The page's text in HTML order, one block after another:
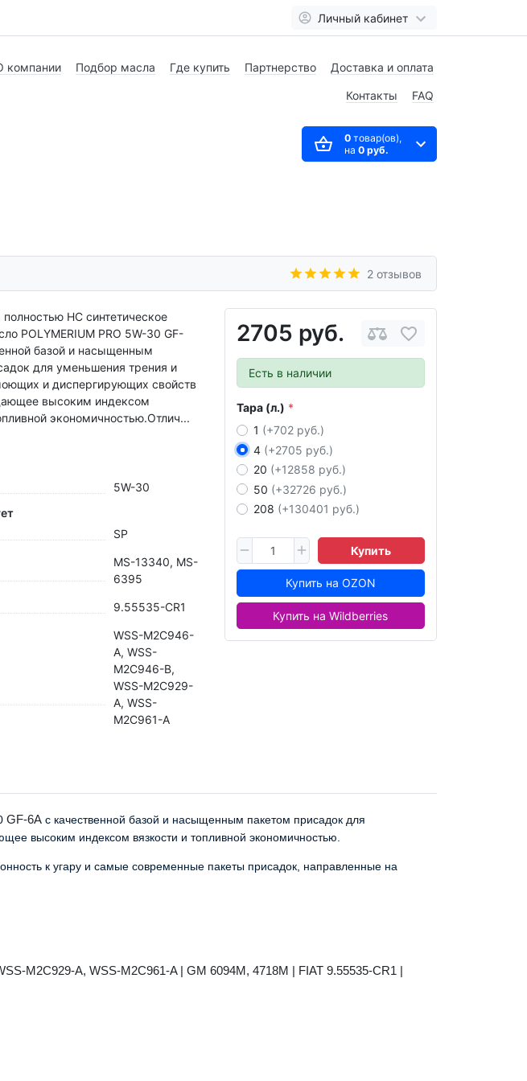
Личный кабинет
компании Подбор масла Где купить Партнерство Доставка и оплата
Контакты FAQ
0товар(ов),
на 0 руб.
2 отзывов
2705 руб.
Есть в наличии
Тара (л.)
1 (+702 руб.)
4 (+2705 руб.)
20 (+12858 руб.)
50 (+32726 руб.)
208 (+130401 руб.)
Купить
Купить на OZON
Купить на Wildberries
полностью HC синтетическое
POLYMERIUM PRO 5W-30 GF-
базой и насыщенным
для уменьшения трения и
и диспергирующих свойств
высоким индексом
экономичностью.Отлич...
5W-30
SP
MS-13340, MS-
6395
9.55535-CR1
WSS-M2C946-
A, WSS-
M2C946-B,
WSS-M2C929-
A, WSS-
M2C961-A
GF-6A с качественной базой и насыщенным пакетом присадок для
высоким индексом вязкости и топливной экономичностью.
к угару и самые современные пакеты присадок, направленные на
M2C929-A, WSS-M2C961-A | GM 6094M, 4718M | FIAT 9.55535-CR1 |